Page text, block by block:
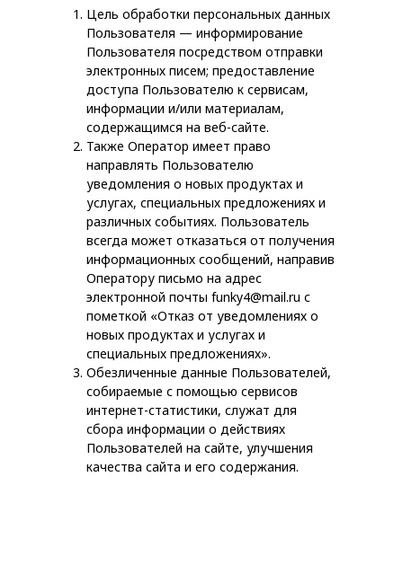
Цель обработки персональных данных
Пользователя — информирование
Пользователя посредством отправки
электронных писем; предоставление
доступа Пользователю к сервисам,
информации и/или материалам,
содержащимся на веб-сайте.
Также Оператор имеет право
направлять Пользователю
уведомления о новых продуктах и
услугах, специальных предложениях и
различных событиях. Пользователь
всегда может отказаться от получения
информационных сообщений, направив
Оператору письмо на адрес
электронной почты funky4@mail.ru с
пометкой «Отказ от уведомлениях о
новых продуктах и услугах и
специальных предложениях».
Обезличенные данные Пользователей,
собираемые с помощью сервисов
интернет-статистики, служат для
сбора информации о действиях
Пользователей на сайте, улучшения
качества сайта и его содержания.